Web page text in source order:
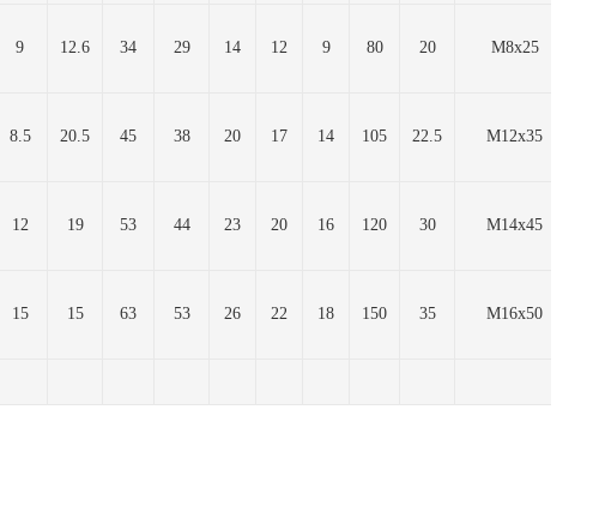
9 12.6 34 29 14 12 9 80 20
М8х25
8.5 20.5 45 38 20 17 14 105 22.5
M12x35
12 19 53 44 23 20 16 120 30
М14x45
15 15 63 53 26 22 18 150 35
М16x50